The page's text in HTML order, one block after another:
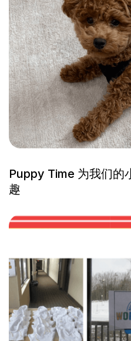
Puppy Time 为我们的
趣